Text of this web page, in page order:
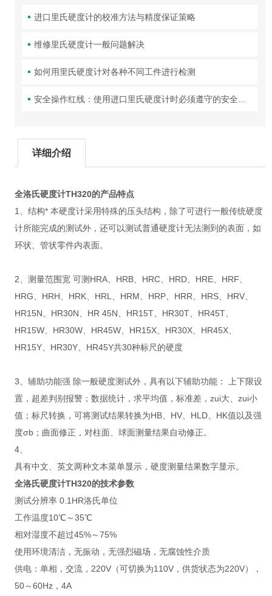
进口里氏硬度计的校准方法与精度保证策略
维修里氏硬度计一般问题解决
如何用里氏硬度计对各种不同工件进行检测
安全操作红线：使用进口里氏硬度计时必须遵守的安全准则
详细介绍
全洛氏硬度计TH320的产品特点
1、结构* 本硬度计采用特殊的压头结构，除了可进行一般传统硬度
计所能完成的测试外，还可以测试普通硬度计无法测到的表面，如
环状、管状零件内表面。
2、测量范围宽 可测HRA、HRB、HRC、HRD、HRE、HRF、
HRG、HRH、HRK、HRL、HRM、HRP、HRR、HRS、HRV、
HR15N、HR30N、HR 45N、HR15T、HR30T、HR45T、
HR15W、HR30W、HR45W、HR15X、HR30X、HR45X、
HR15Y、HR30Y、HR45Y共30种标尺的硬度
3、辅助功能强 除一般硬度测试外，具有以下辅助功能： 上下限设
置，超差判别报警；数据统计，求平均值，标准差，zui大、zui小
值；标尺转换，可将测试结果转换为HB、HV、HLD、HK值以及强
度σb；曲面修正，对柱面、球面测量结果自动修正。
4、
具有中文、英文两种文本菜单显示，硬度测量结果数字显示。
全洛氏硬度计TH320的技术参数
测试分辨率 0.1HR洛氏单位
工作温度10℃～35℃
相对湿度不超过45%～75%
使用环境清洁，无振动，无强烈磁场，无腐蚀性介质
供电：单相，交流，220V（可切换为110V，供货状态为220V），
50～60Hz，4A